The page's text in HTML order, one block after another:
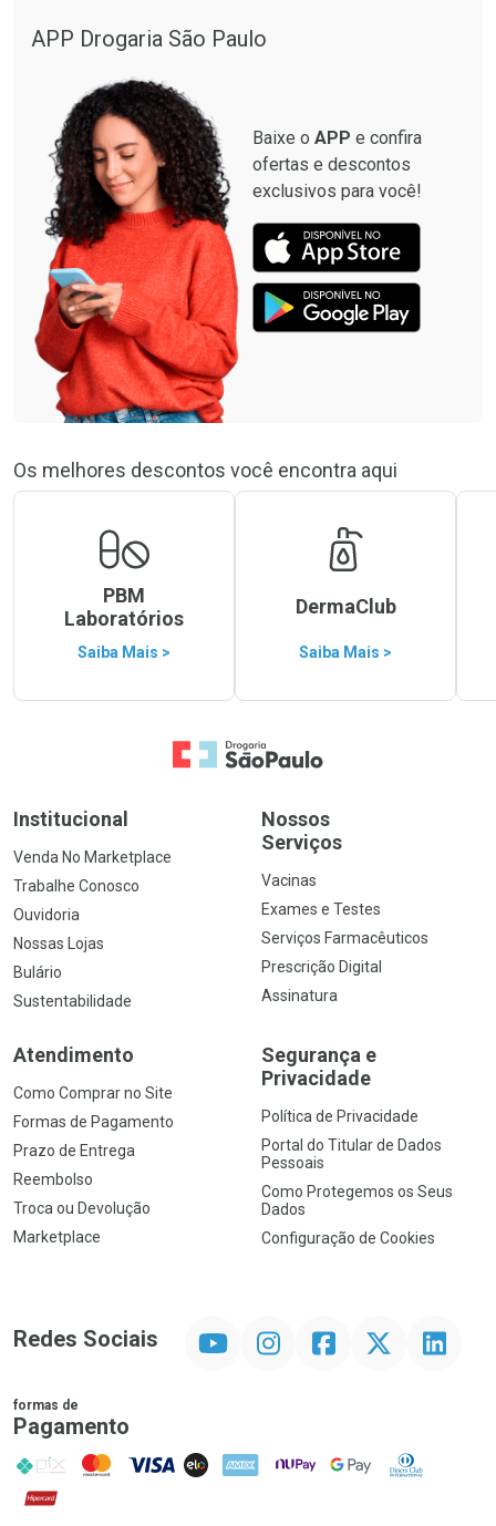
APP Drogaria São Paulo
Baixe o APP e confira
ofertas e descontos
exclusivos para você!
Os melhores descontos você encontra aqui
PBM
Laboratórios
Saiba Mais >
DermaClub
Saiba Mais >
Ir para a Home
Institucional
Venda No Marketplace
Trabalhe Conosco
Ouvidoria
Nossas Lojas
Bulário
Sustentabilidade
Nossos
Serviços
Vacinas
Exames e Testes
Serviços Farmacêuticos
Prescrição Digital
Assinatura
Atendimento
Como Comprar no Site
Formas de Pagamento
Prazo de Entrega
Reembolso
Troca ou Devolução
Marketplace
Segurança e
Privacidade
Política de Privacidade
Portal do Titular de Dados
Pessoais
Como Protegemos os Seus
Dados
Configuração de Cookies
Redes Sociais InstagramFacebookTwitter Linkedin
formas de
Pagamento
PIX MasterCard
VISA ELO AMEX NuPay Google PayDiners Club
Hipercard